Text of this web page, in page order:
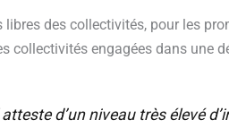
des collectivités, pour les
collectivités engagées dans une
d’un niveau très élevé